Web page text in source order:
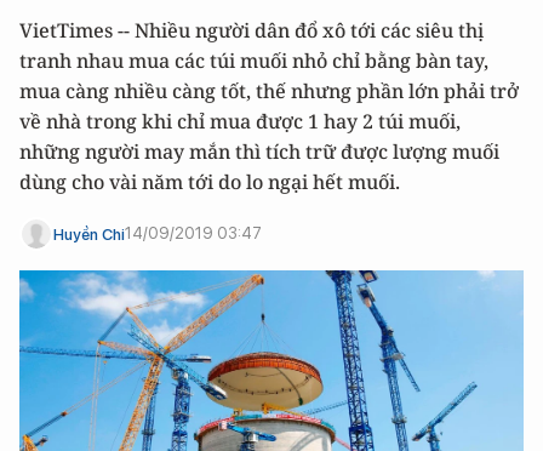
VietTimes -- Nhiều người dân đổ xô tới các siêu thị
tranh nhau mua các túi muối nhỏ chỉ bằng bàn tay,
mua càng nhiều càng tốt, thế nhưng phần lớn phải trở
về nhà trong khi chỉ mua được 1 hay 2 túi muối,
những người may mắn thì tích trữ được lượng muối
dùng cho vài năm tới do lo ngại hết muối.
Huyền Chi14/09/2019 03:47